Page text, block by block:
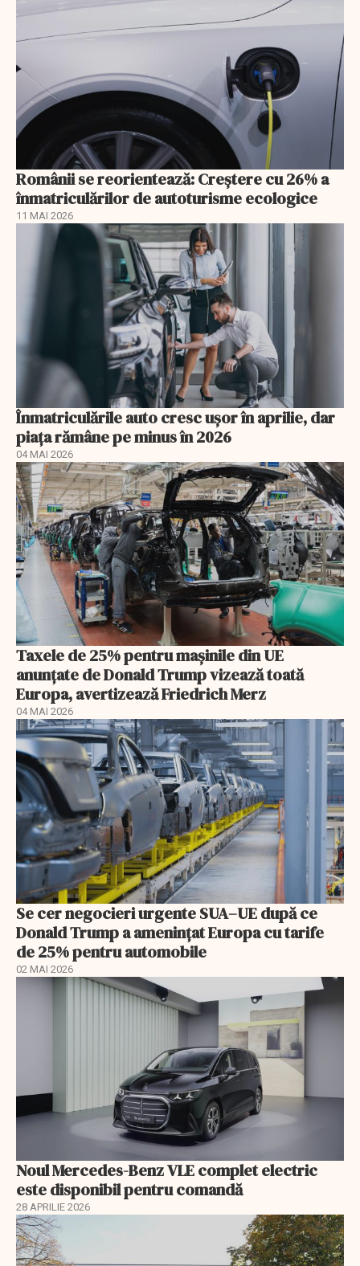
Românii se reorientează: Creştere cu 26% a
înmatriculărilor de autoturisme ecologice
11 MAI 2026
Înmatriculările auto cresc ușor în aprilie, dar
piața rămâne pe minus în 2026
04 MAI 2026
Taxele de 25% pentru mașinile din UE
anunţate de Donald Trump vizează toată
Europa, avertizează Friedrich Merz
04 MAI 2026
Se cer negocieri urgente SUA–UE după ce
Donald Trump a ameninţat Europa cu tarife
de 25% pentru automobile
02 MAI 2026
Noul Mercedes-Benz VLE complet electric
este disponibil pentru comandă
28 APRILIE 2026